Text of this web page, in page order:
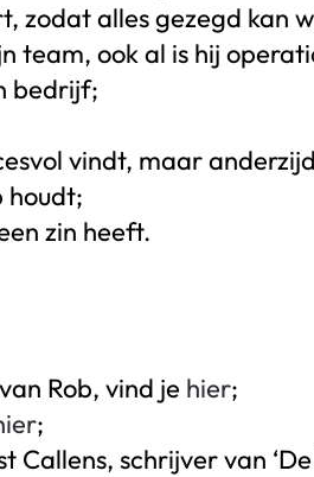
zodat alles gezegd kan
team, ook al is hij
bedrijf;
vindt, maar
houdt;
zin heeft.
Rob, vind je hier;
;
schrijver van